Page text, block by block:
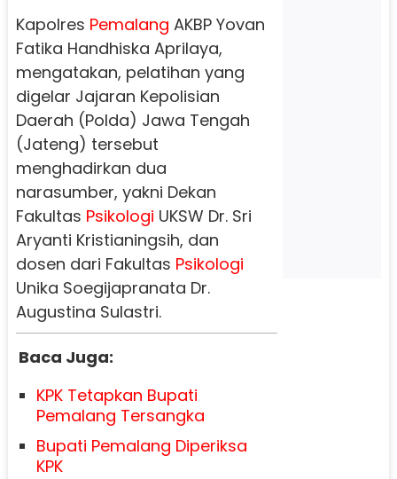
Kapolres Pemalang AKBP Yovan
Fatika Handhiska Aprilaya,
mengatakan, pelatihan yang
digelar Jajaran Kepolisian
Daerah (Polda) Jawa Tengah
(Jateng) tersebut
menghadirkan dua
narasumber, yakni Dekan
Fakultas Psikologi UKSW Dr. Sri
Aryanti Kristianingsih, dan
dosen dari Fakultas Psikologi
Unika Soegijapranata Dr.
Augustina Sulastri.
Baca Juga:
KPK Tetapkan Bupati
Pemalang Tersangka
Bupati Pemalang Diperiksa
KPK